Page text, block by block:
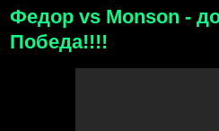
Федор vs Monson -
Победа!!!!